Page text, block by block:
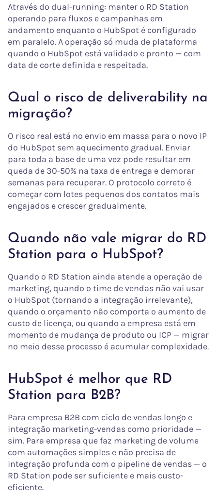
Através do dual-running: manter o RD Station
operando para fluxos e campanhas em
andamento enquanto o HubSpot é configurado
em paralelo. A operação só muda de plataforma
quando o HubSpot está validado e pronto — com
data de corte definida e respeitada.
Qual o risco de deliverability na
migração?
O risco real está no envio em massa para o novo IP
do HubSpot sem aquecimento gradual. Enviar
para toda a base de uma vez pode resultar em
queda de 30-50% na taxa de entrega e demorar
semanas para recuperar. O protocolo correto é
começar com lotes pequenos dos contatos mais
engajados e crescer gradualmente.
Quando não vale migrar do RD
Station para o HubSpot?
Quando o RD Station ainda atende a operação de
marketing, quando o time de vendas não vai usar
o HubSpot (tornando a integração irrelevante),
quando o orçamento não comporta o aumento de
custo de licença, ou quando a empresa está em
momento de mudança de produto ou ICP — migrar
no meio desse processo é acumular complexidade.
HubSpot é melhor que RD
Station para B2B?
Para empresa B2B com ciclo de vendas longo e
integração marketing-vendas como prioridade —
sim. Para empresa que faz marketing de volume
com automações simples e não precisa de
integração profunda com o pipeline de vendas — o
RD Station pode ser suficiente e mais custo-
eficiente.